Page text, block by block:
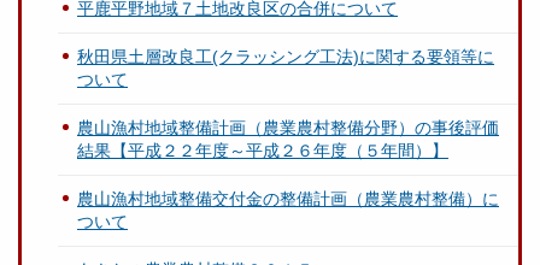
平鹿平野地域７土地改良区の合併について
秋田県土層改良工(クラッシング工法)に関する要領等に
ついて
農山漁村地域整備計画（農業農村整備分野）の事後評価
結果【平成２２年度～平成２６年度（５年間）】
農山漁村地域整備交付金の整備計画（農業農村整備）に
ついて